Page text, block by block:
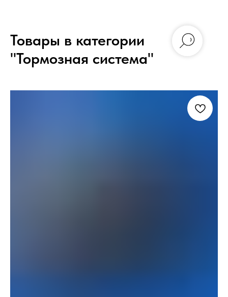
Товары в категории
"Тормозная система"